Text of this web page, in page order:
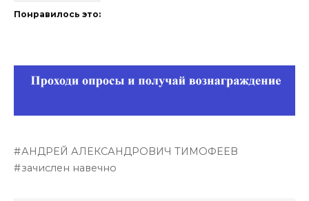
Понравилось это:
АНДРЕЙ АЛЕКСАНДРОВИЧ ТИМОФЕЕВ
зачислен навечно